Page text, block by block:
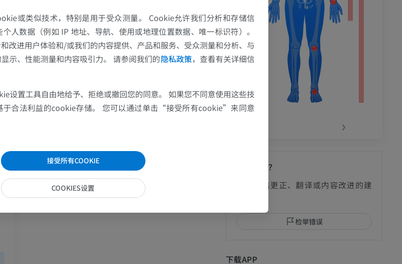
态。
这些翻译有问题吗？ 报告
States, 2011.
MRI
优质会员
优质会员
优质会员
上肢X光照片
放射影像学
下肢MRI
MRI
优质会员
优质会员
优质会员
膝CT关节造影
CT关节造影
›
发现错误？
欢迎提出更正、翻译或内容改进的建
检举错误
下载APP
或类似技术，特别是用于受众测量。 Cookie允许我们分析和存储信
人数据（例如 IP 地址、导航、使用或地理位置数据、唯一标识符）。
改进用户体验和/或我们的内容提供、产品和服务、受众测量和分析、与
示、性能测量和内容吸引力。 请参阅我们的隐私政策，查看有关详细信
设置工具自由地给予、拒绝或撤回您的同意。 如果您不同意使用这些技
于合法利益的cookie存储。 您可以通过单击“接受所有cookie”来同意
接受所有COOKIE
COOKIES设置